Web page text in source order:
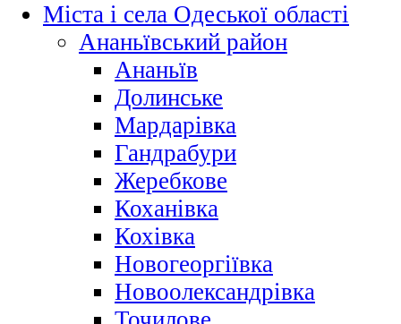
Міста і села Одеської області
Ананьївський район
Ананьїв
Долинське
Мардарівка
Гандрабури
Жеребкове
Коханівка
Кохівка
Новогеоргіївка
Новоолександрівка